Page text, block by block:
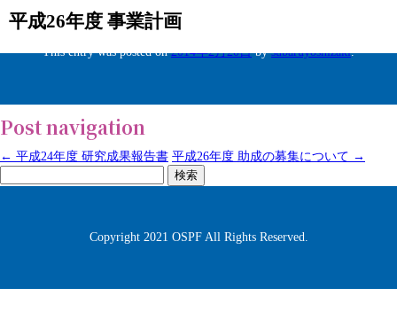
平成26年度 事業計画
This entry was posted on2014年2月20日bysubaruyoshizaki.
Post navigation
← 平成24年度 研究成果報告書 平成26年度 助成の募集について →
索:
Copyright 2021 OSPF All Rights Reserved.